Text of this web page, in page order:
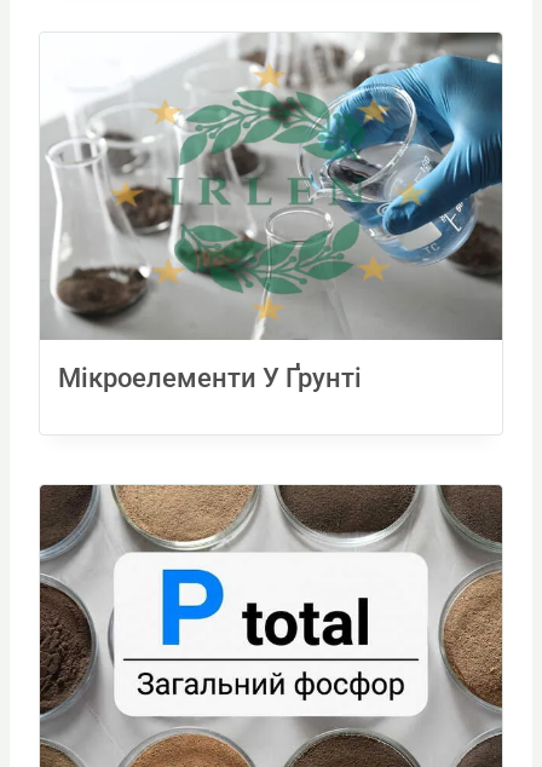
Мікроелементи У Ґрунті